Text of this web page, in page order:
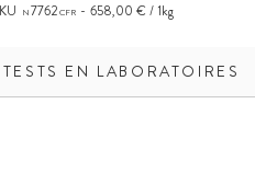
N7762CFR 658,00 € / 1kg
TESTS EN LABORATOIRES